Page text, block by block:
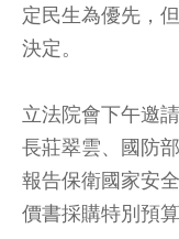
定民生為優先，
決定。
立法院會下午邀
長莊翠雲、國防
報告保衛國家安
價書採購特別預